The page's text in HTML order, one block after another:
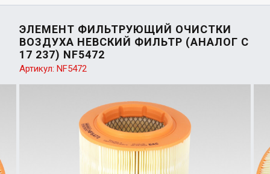
ЭЛЕМЕНТ ФИЛЬТРУЮЩИЙ ОЧИСТКИ
ВОЗДУХА НЕВСКИЙ ФИЛЬТР (АНАЛОГ C
17 237) NF5472
Артикул: NF5472